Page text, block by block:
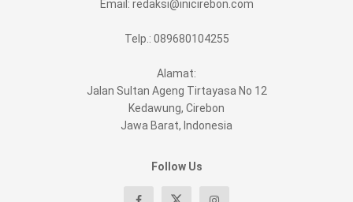
Email: redaksi@inicirebon.com
Telp.: 089680104255
Alamat:
Jalan Sultan Ageng Tirtayasa No 12
Kedawung, Cirebon
Jawa Barat, Indonesia
Follow Us